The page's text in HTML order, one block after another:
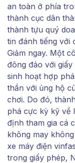
an toàn ở phía
thành cục dân
thành tựu quý
tin đánh tiếng với
Giảm ngay. Một
đông đảo với
sinh hoạt hợp
thần với ủng hộ
chơi. Do đó,
phá cực kỳ kỹ về
định tham gia cá
không may
xe máy điện
trong giấy phép,